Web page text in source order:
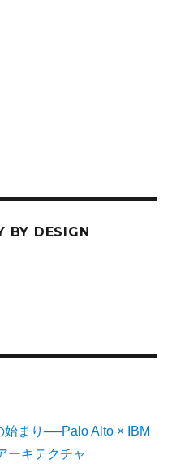
BY DESIGN
始まり──Palo Alto × IBM
ーキテクチャ